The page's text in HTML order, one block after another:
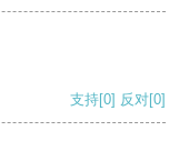
支持[0] 反对[0]